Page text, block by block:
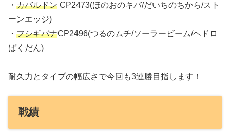
・ カバルドン CP2473(ほのおのキバ/だいちのちから/スト
ーンエッジ)
・ フシギバナCP2496(つるのムチ/ソーラービーム/ヘドロ
ばくだん)
耐久力とタイプの幅広さで今回も3連勝目指します！
戦績